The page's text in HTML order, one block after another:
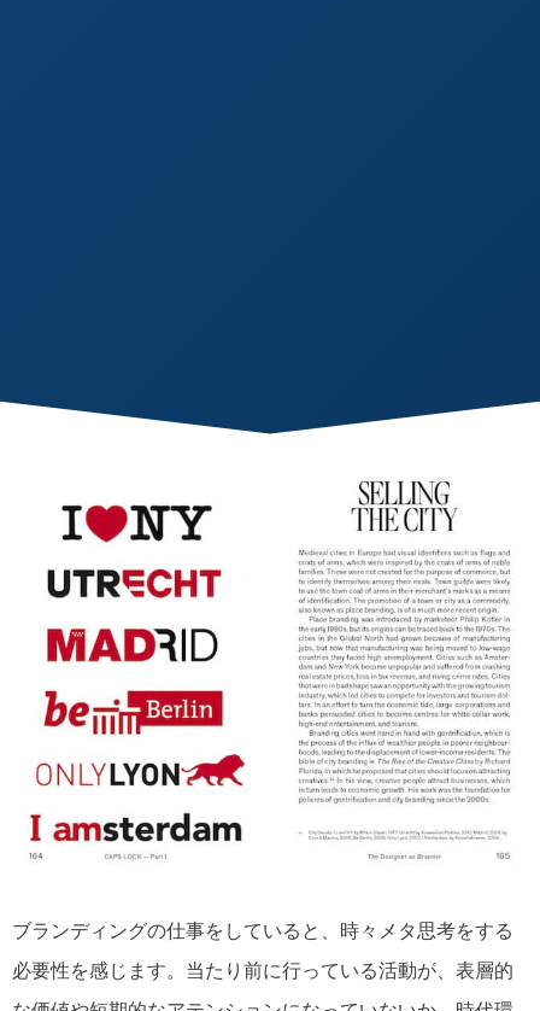
ブランディングの仕事をしていると、時々メタ思考をする
必要性を感じます。当たり前に行っている活動が、表層的